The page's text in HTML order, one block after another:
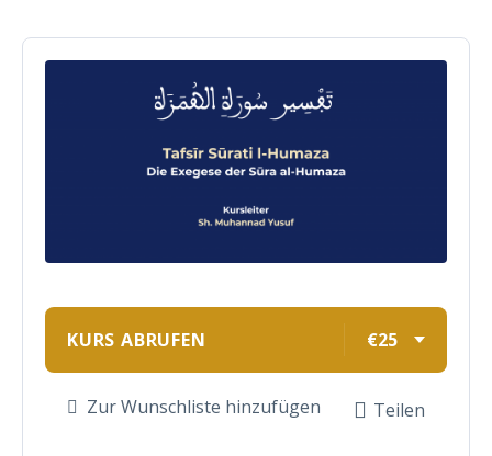
KURS ABRUFEN €25
Zur Wunschliste hinzufügen Teilen